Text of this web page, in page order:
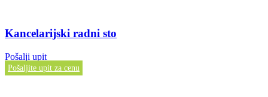
Kancelarijski radni sto
Pošalji upit
Pošaljite upit za cenu